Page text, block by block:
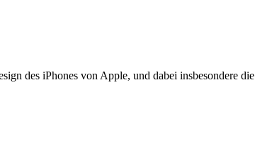
des iPhones von Apple, und dabei insbesondere die